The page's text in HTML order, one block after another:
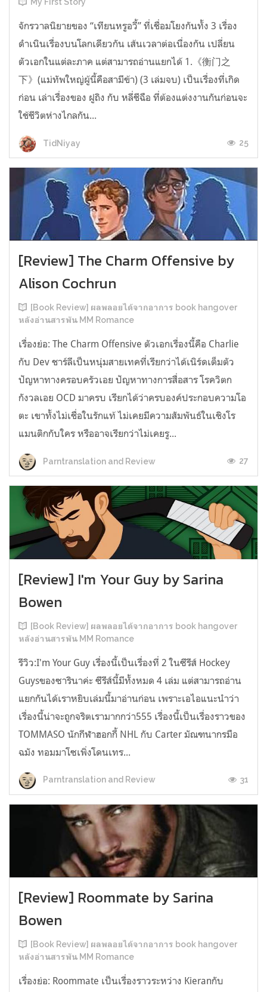
จักรวาลนิยายของ “เทียนหรูอวี้” ที่เชื่อมโยงกันทั้ง 3 เรื่อง
ดำเนินเรื่องบนโลกเดียวกัน เส้นเวลาต่อเนื่องกัน เปลี่ยน
ตัวเอกในแต่ละภาค แต่สามารถอ่านแยกได้ 1.《衡门之
下》(แม่ทัพใหญ่ผู้นี้คือสามีข้า) (3 เล่มจบ) เป็นเรื่องที่เกิด
ก่อน เล่าเรื่องของ ฝูถิง กับ หลี่ชีฉือ ที่ต้องแต่งงานกันก่อนจะ
ใช้ชีวิตห่างไกลกัน...
TidNiyay 25
[Review] The Charm Offensive by
Alison Cochrun
[Book Review] ผลพลอยได้จากอาการ book hangover
หลังอ่านสารพัน MM Romance
เรื่องย่อ: The Charm Offensive ตัวเอกเรื่องนี้คือ Charlie
กับ Dev ชาร์ลีเป็นหนุ่มสายเทคที่เรียกว่าได้เนิร์ดเต็มตัว
ปัญหาทางครอบครัวเอย ปัญหาทางการสื่อสาร โรควิตก
กังวลเอย OCD มาครบ เรียกได้ว่าครบองค์ประกอบความโอ
ตะ เขาทั้งไม่เชื่อในรักแท้ ไม่เคยมีความสัมพันธ์ในเชิงโร
แมนติกกับใคร หรืออาจเรียกว่าไม่เคยรู...
Parntranslation and Review 27
[Review] I'm Your Guy by Sarina
Bowen
[Book Review] ผลพลอยได้จากอาการ book hangover
หลังอ่านสารพัน MM Romance
รีวิว:I'm Your Guy เรื่องนี้เป็นเรื่องที่ 2 ในซีรีส์ Hockey
Guysของซารินาค่ะ ซีรีส์นี้มีทั้งหมด 4 เล่ม แต่สามารถอ่าน
แยกกันได้เราหยิบเล่มนี้มาอ่านก่อน เพราะเอไอแนะนำว่า
เรื่องนี้น่าจะถูกจริตเรามากกว่า555 เรื่องนี้เป็นเรื่องราวของ
TOMMASO นักกีฬาฮอกกี้ NHL กับ Carter มัณฑนากรมือ
ฉมัง ทอมมาโซเพิ่งโดนเทร...
Parntranslation and Review 31
[Review] Roommate by Sarina
Bowen
[Book Review] ผลพลอยได้จากอาการ book hangover
หลังอ่านสารพัน MM Romance
เรื่องย่อ: Roommate เป็นเรื่องราวระหว่าง Kieranกับ